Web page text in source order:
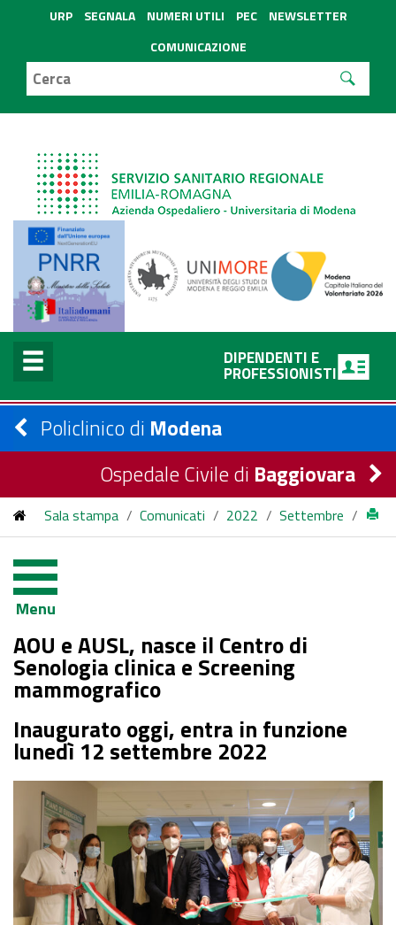
URP SEGNALA NUMERI UTILI PEC
NEWSLETTER
COMUNICAZIONE
DIPENDENTI E
PROFESSIONISTI
Policlinico di Modena
Ospedale Civile di Baggiovara
Sala stampa / Comunicati / 2022 / Settembre /
mammografico
Menu
AOU e AUSL, nasce il Centro di
Senologia clinica e Screening
mammografico
Inaugurato oggi, entra in funzione
lunedì 12 settembre 2022